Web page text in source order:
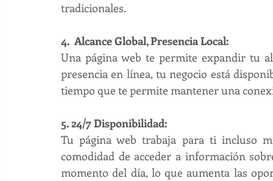
tradicionales.
4.  Alcance Global, Presencia Local:
Una página web te permite expandir tu
presencia en línea, tu negocio está
tiempo que te permite mantener una
5. 24/7 Disponibilidad:
Tu página web trabaja para ti incluso
comodidad de acceder a información
momento del día, lo que aumenta las